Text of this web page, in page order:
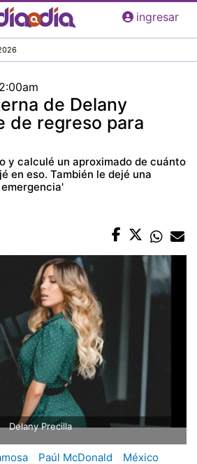
Pasar
al
principal
ingresar
de Delany
de regreso para
y calculé un aproximado de cuánto
en eso. También le dejé una
Delany Precilla
Paúl McDonald
México